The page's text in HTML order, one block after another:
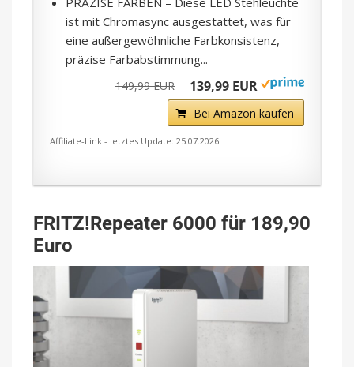
ist mit Chromasync ausgestattet, was für
eine außergewöhnliche Farbkonsistenz,
präzise Farbabstimmung...
149,99 EUR 139,99 EUR
Bei Amazon kaufen
Affiliate-Link - letztes Update: 25.07.2026
FRITZ!Repeater 6000 für 189,90
Euro